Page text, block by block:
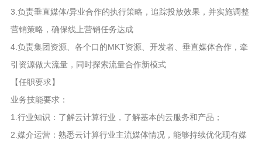
3.负责垂直媒体/异业合作的执行策略，追踪投放效果，并实施调整
营销策略，确保线上营销任务达成
4.负责集团资源、各个口的MKT资源、开发者、垂直媒体合作，牵
引资源做大流量，同时探索流量合作新模式
【任职要求】
业务技能要求：
1.行业知识：了解云计算行业，了解基本的云服务和产品；
2.媒介运营：熟悉云计算行业主流媒体情况，能够持续优化现有媒